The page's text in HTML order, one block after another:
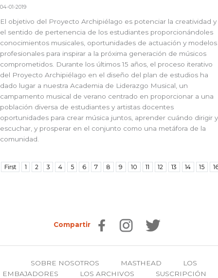
04-01-2019
El objetivo del Proyecto Archipiélago es potenciar la creatividad y
el sentido de pertenencia de los estudiantes proporcionándoles
conocimientos musicales, oportunidades de actuación y modelos
profesionales para inspirar a la próxima generación de músicos
comprometidos. Durante los últimos 15 años, el proceso iterativo
del Proyecto Archipiélago en el diseño del plan de estudios ha
dado lugar a nuestra Academia de Liderazgo Musical, un
campamento musical de verano centrado en proporcionar a una
población diversa de estudiantes y artistas docentes
oportunidades para crear música juntos, aprender cuándo dirigir y
escuchar, y prosperar en el conjunto como una metáfora de la
comunidad.
First 1 2 3 4 5 6 7 8 9 10 11 12 13 14 15
Compartir
SOBRE NOSOTROS MASTHEAD
LOS
EMBAJADORES
LOS ARCHIVOS
SUSCRIPCIÓN